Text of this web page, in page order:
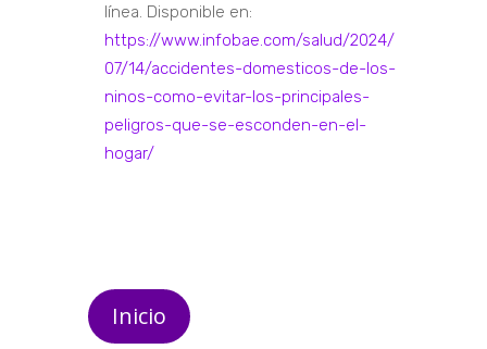
línea. Disponible en:
https://www.infobae.com/salud/2024/
07/14/accidentes-domesticos-de-los-
ninos-como-evitar-los-principales-
peligros-que-se-esconden-en-el-
hogar/
Inicio